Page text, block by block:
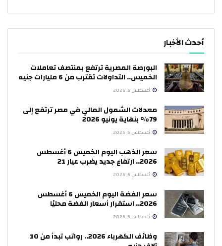
أحدث الأخبار
البورصة المصرية ترتفع بمنتصف تعاملات
الخميس.. التداولات تقترب من 6 مليارات جنيه
أغسطس 6, 2026
معدلات الشمول المالي في مصر ترتفع إلى
79% بنهاية يونيو 2026
أغسطس 6, 2026
سعر الذهب اليوم الخميس 6 أغسطس
2026.. ارتفاع جديد يضرب عيار 21
أغسطس 6, 2026
سعر الفضة اليوم الخميس 6 أغسطس
2026.. استقرار أسعار الفضة محليًا
أغسطس 6, 2026
وظائف الكهرباء 2026.. رواتب تبدأ من 10